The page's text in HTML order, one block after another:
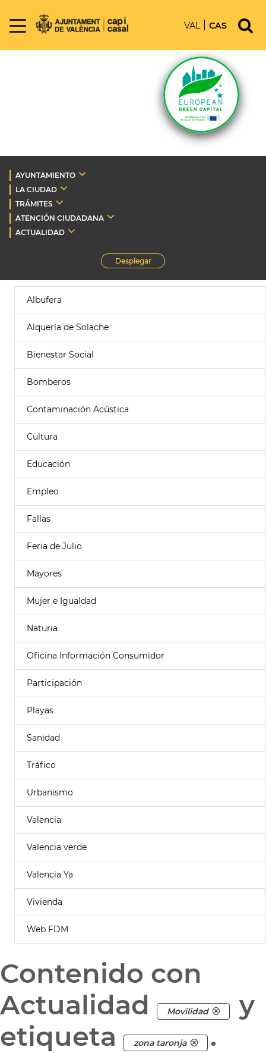
VAL CAS
AYUNTAMIENTO
LA CIUDAD
TRÁMITES
ATENCIÓN CIUDADANA
ACTUALIDAD
Desplegar
Albufera
Alquería de Solache
Bienestar Social
Bomberos
Contaminación Acústica
Cultura
Educación
Empleo
Fallas
Feria de Julio
Mayores
Mujer e Igualdad
Naturia
Oficina Información Consumidor
Participación
Playas
Sanidad
Tráfico
Urbanismo
Valencia
Valencia verde
Valencia Ya
Vivienda
Web FDM
Contenido con
Actualidad
Movilidad
y
etiqueta
zona taronja .